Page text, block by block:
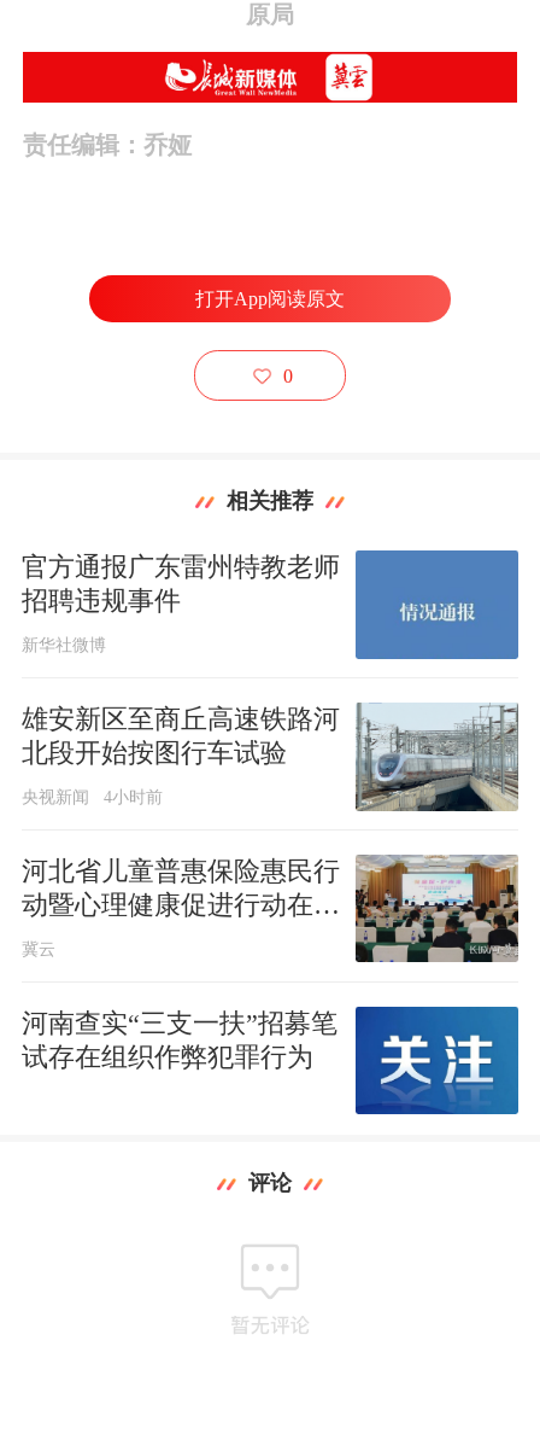
原局
责任编辑：乔娅
打开App阅读原文
0
相关推荐
官方通报广东雷州特教老师
招聘违规事件
新华社微博
雄安新区至商丘高速铁路河
北段开始按图行车试验
央视新闻 4小时前
河北省儿童普惠保险惠民行
动暨心理健康促进行动在石
家庄启动
冀云
河南查实“三支一扶”招募笔
试存在组织作弊犯罪行为
评论